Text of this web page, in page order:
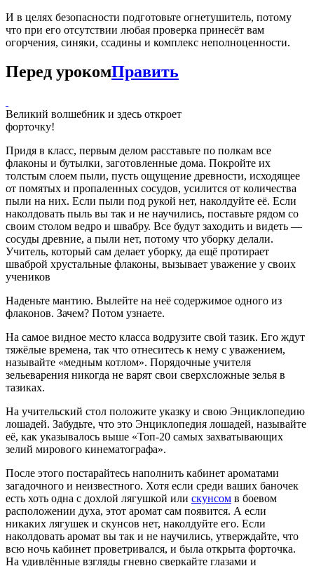
И в целях безопасности подготовьте огнетушитель, потому
что при его отсутствии любая проверка принесёт вам
огорчения, синяки, ссадины и комплекс неполноценности.
Перед урокомПравить
Великий волшебник и здесь откроет
форточку!
Придя в класс, первым делом расставьте по полкам все
флаконы и бутылки, заготовленные дома. Покройте их
толстым слоем пыли, пусть ощущение древности, исходящее
от помятых и пропаленных сосудов, усилится от количества
пыли на них. Если пыли под рукой нет, наколдуйте её. Если
наколдовать пыль вы так и не научились, поставьте рядом со
своим столом ведро и швабру. Все будут заходить и видеть —
сосуды древние, а пыли нет, потому что уборку делали.
Учитель, который сам делает уборку, да ещё протирает
шваброй хрустальные флаконы, вызывает уважение у своих
учеников
Наденьте мантию. Вылейте на неё содержимое одного из
флаконов. Зачем? Потом узнаете.
На самое видное место класса водрузите свой тазик. Его ждут
тяжёлые времена, так что отнеситесь к нему с уважением,
называйте «медным котлом». Порядочные учителя
зельеварения никогда не варят свои сверхсложные зелья в
тазиках.
На учительский стол положите указку и свою Энциклопедию
лошадей. Забудьте, что это Энциклопедия лошадей, называйте
её, как указывалось выше «Топ-20 самых захватывающих
зелий мирового кинематографа».
После этого постарайтесь наполнить кабинет ароматами
загадочного и неизвестного. Хотя если среди ваших баночек
есть хоть одна с дохлой лягушкой или скунсом в боевом
расположении духа, этот аромат сам появится. А если
никаких лягушек и скунсов нет, наколдуйте его. Если
наколдовать аромат вы так и не научились, утверждайте, что
всю ночь кабинет проветривался, и была открыта форточка.
На удивлённые взгляды гневно сверкайте глазами и